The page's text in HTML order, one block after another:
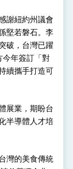
為題發表2026新
方案」記者
決心掌握國家
國慶演說
未來挑戰 堅持
「駐鳳凰城辦
作
謝紐約州議會
堅若磐石。李
破，台灣已躍
今年簽訂「對
續攜手打造可
展業，期盼台
半導體人才培
灣的美食傳統